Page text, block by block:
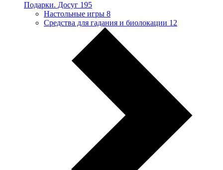
Подарки. Досуг 195
Настольные игры 8
Средства для гадания и биолокации 12